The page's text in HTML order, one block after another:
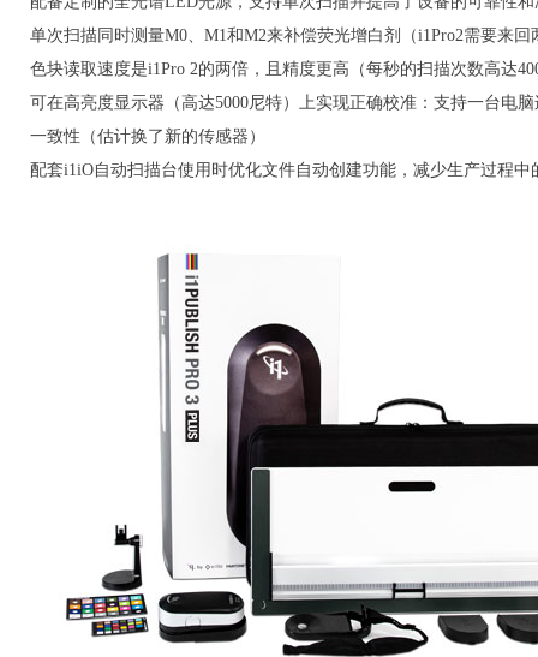
单次扫描同时测量M0、M1和M2来补偿荧光增白剂（i1Pro2需要来回
色块读取速度是i1Pro 2的两倍，且精度更高（每秒的扫描次数高达
可在高亮度显示器（高达5000尼特）上实现正确校准：支持一台电
一致性（估计换了新的传感器）
配套i1iO自动扫描台使用时优化文件自动创建功能，减少生产过程中